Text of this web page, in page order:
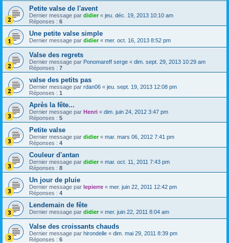
Petite valse de l'avent
Dernier message par didier« jeu. déc. 19, 2013 10:10 am
Réponses : 6
Une petite valse simple
Dernier message par didier« mer. oct. 16, 2013 8:52 pm
Valse des regrets
Dernier message par Ponomareff serge « dim. sept. 29, 2013 10:29 am
Réponses : 7
valse des petits pas
Dernier message par rdan06 « jeu. sept. 19, 2013 12:08 pm
Réponses : 1
Après la fête...
Dernier message par Henri « dim. juin 24, 2012 3:47 pm
Réponses : 5
Petite valse
Dernier message par didier« mar. mars 06, 2012 7:41 pm
Réponses : 4
Couleur d'antan
Dernier message par didier« mar. oct. 11, 2011 7:43 pm
Réponses : 8
Un jour de pluie
Dernier message par lepierre « mer. juin 22, 2011 12:42 pm
Réponses : 4
Lendemain de fête
Dernier message par didier« mer. juin 22, 2011 8:04 am
Valse des croissants chauds
Dernier message par hirondelle « dim. mai 29, 2011 8:39 pm
Réponses : 6